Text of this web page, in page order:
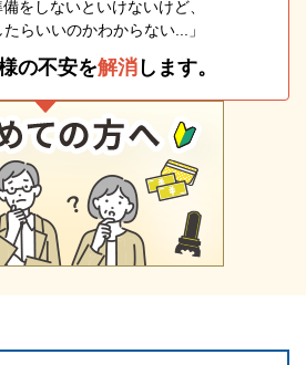
備をしないといけないけど、
らいいのかわからない...」
の不安を解消 します。